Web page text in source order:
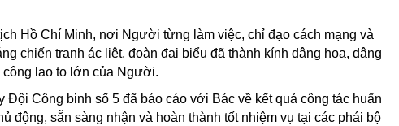
Hồ Chí Minh, nơi Người từng làm việc, chỉ đạo cách mạng và
chiến tranh ác liệt, đoàn đại biểu đã thành kính dâng hoa, dâng
lao to lớn của Người.
Đội Công binh số 5 đã báo cáo với Bác về kết quả công tác huấn
động, sẵn sàng nhận và hoàn thành tốt nhiệm vụ tại các phái bộ